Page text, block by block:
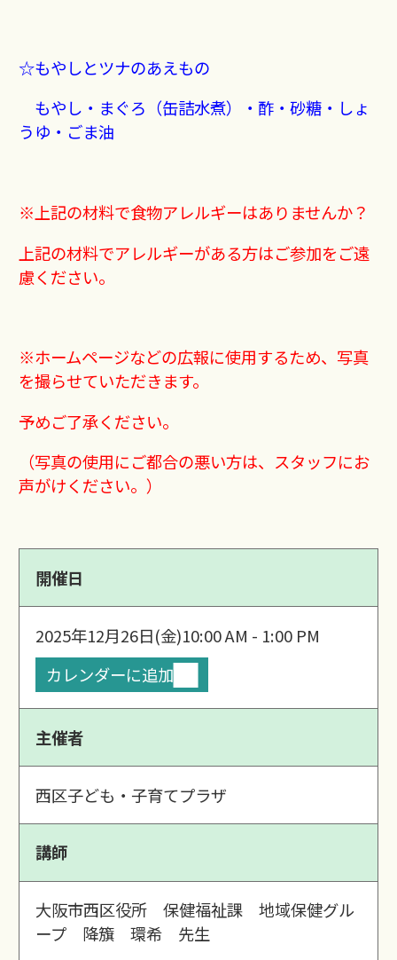
☆もやしとツナのあえもの
もやし・まぐろ（缶詰水煮）・酢・砂糖・しょ
うゆ・ごま油
※上記の材料で食物アレルギーはありませんか？
上記の材料でアレルギーがある方はご参加をご遠
慮ください。
※ホームページなどの広報に使用するため、写真
を撮らせていただきます。
予めご了承ください。
（写真の使用にご都合の悪い方は、スタッフにお
声がけください。）
開催日
2025年12月26日(金)10:00 AM - 1:00 PM
カレンダーに追加
主催者
西区子ども・子育てプラザ
講師
大阪市西区役所 保健福祉課 地域保健グル
ープ 降籏 環希 先生